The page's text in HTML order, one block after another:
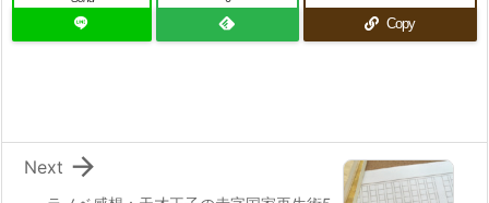
Copy

Next